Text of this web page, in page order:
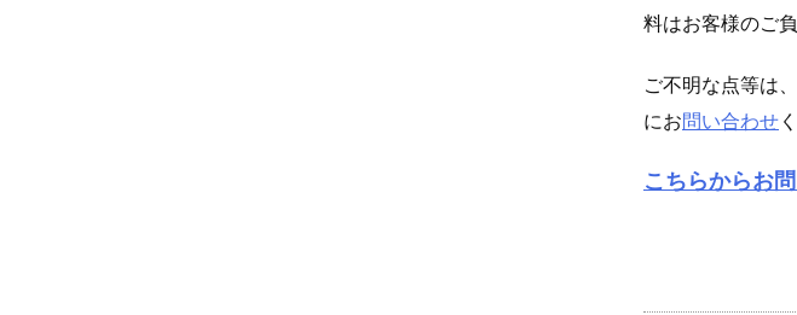
料はお客様のご
ご不明な点等は
にお問い合わせ
こちらからお